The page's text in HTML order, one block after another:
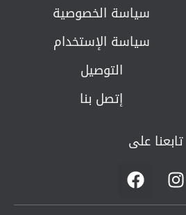
سياسة الخصوصية
سياسة الإستخدام
التوصيل
إتصل بنا
تابعنا على
I
n
s
F
a
c